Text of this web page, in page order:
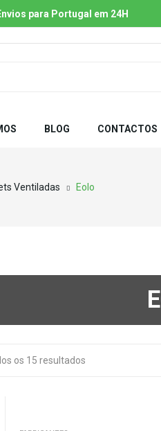
para Portugal em 24H
BLOG CONTACTOS
Ventiladas Eolo
os 15 resultados